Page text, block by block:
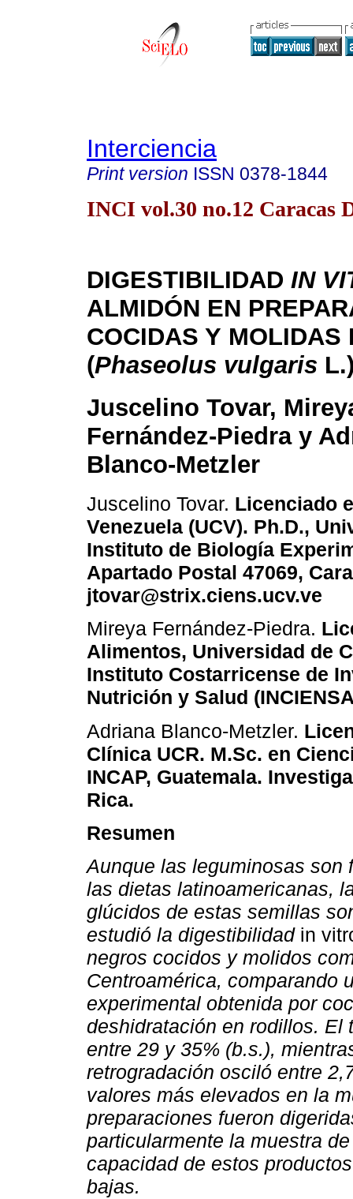
Interciencia
Print version ISSN 0378-1844
INCI vol.30 no.12 Caracas
DIGESTIBILIDAD IN
ALMIDÓN EN
COCIDAS Y MOLIDAS
(Phaseolus vulgaris
Juscelino Tovar,
Fernández-Piedra y
Blanco-Metzler
Juscelino Tovar. Licenciado
Venezuela (UCV). Ph.D.,
Instituto de Biología
Apartado Postal 47069,
jtovar@strix.ciens.ucv.ve
Mireya Fernández-Piedra.
Alimentos, Universidad de
Instituto Costarricense de
Nutrición y Salud
Adriana Blanco-Metzler.
Clínica UCR. M.Sc. en
INCAP, Guatemala.
Rica.
Resumen
Aunque las leguminosas son
las dietas latinoamericanas,
glúcidos de estas semillas
estudió la digestibilidad in
negros cocidos y molidos
Centroamérica, comparando
experimental obtenida por
deshidratación en rodillos. El
entre 29 y 35% (b.s.),
retrogradación osciló entre
valores más elevados en la
preparaciones fueron
particularmente la muestra
capacidad de estos
bajas.